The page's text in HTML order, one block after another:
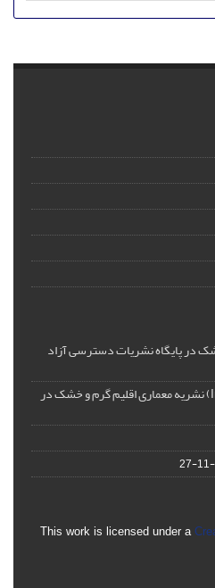
در پایگاه نشریات دسترسی آزاد
ارتقا ضریب تاثیر (Impact Factor) نشریه معماری اقلیم گرم و خشک در
This work is licensed under a